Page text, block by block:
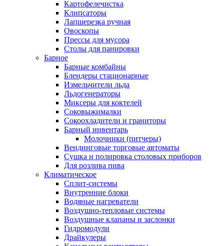
Картофелечистка
Клипсаторы
Лапшерезка ручная
Овоскопы
Прессы для мусора
Столы для панировки
Барное
Барные комбайны
Блендеры стационарные
Измельчители льда
Льдогенераторы
Миксеры для коктелей
Соковыжималки
Сокоохладители и граниторы
Барный инвентарь
Молочники (питчеры)
Вендинговые торговые автоматы
Сушка и полировка столовых приборов
Для розлива пива
Климатическое
Сплит-системы
Внутренние блоки
Водяные нагреватели
Воздушно-тепловые системы
Воздушные клапаны и заслонки
Гидромодули
Драйкулеры